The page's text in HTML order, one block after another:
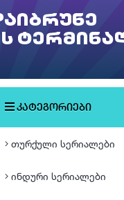
ეროტიული
მძაფრ-სიუჟეტიანი
კატეგორიები
თურქული სერიალები
ინდური სერიალები